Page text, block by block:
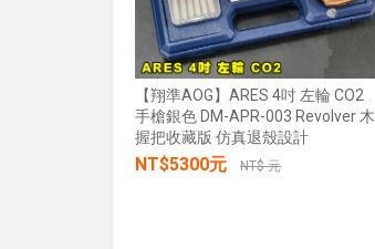
【翔準AOG】ARES 4吋 左輪 CO2
手槍銀色 DM-APR-003 Revolver 木
握把收藏版 仿真退殼設計
NT$5300元 NT$ 元